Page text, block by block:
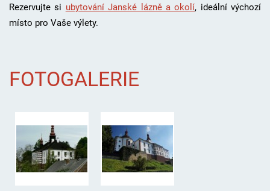
Rezervujte si ubytování Janské lázně a okolí, ideální výchozí
místo pro Vaše výlety.
FOTOGALERIE